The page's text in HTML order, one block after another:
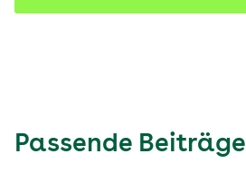
Passende Beiträge